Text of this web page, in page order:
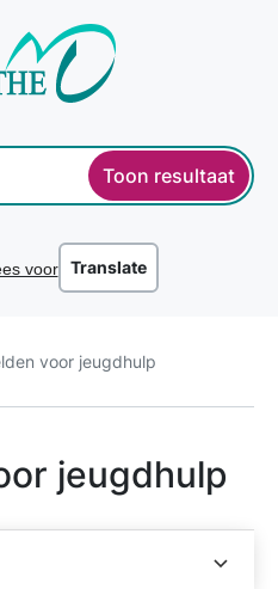
Toon resultaat
voor Translate
voor jeugdhulp
jeugdhulp